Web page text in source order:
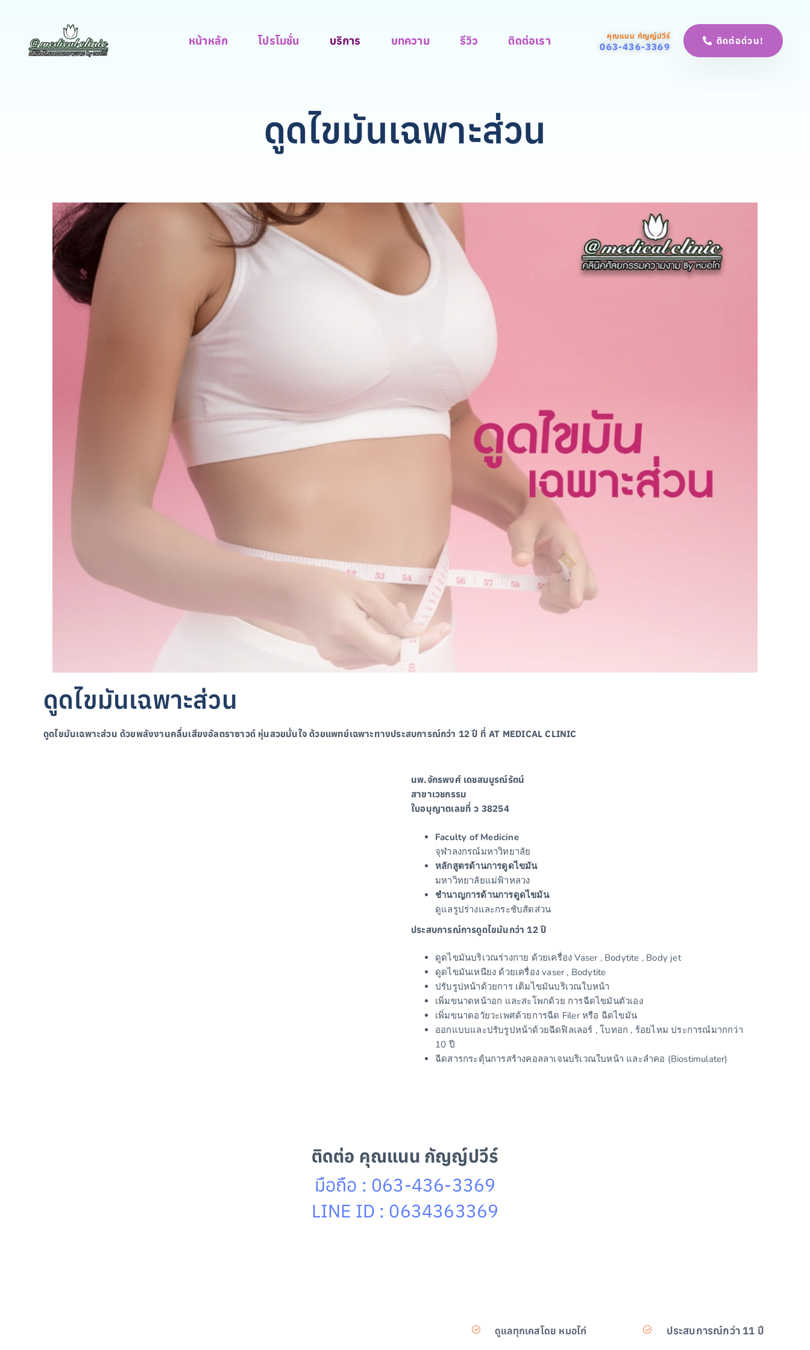
หน้าหลัก โปรโมชั่น บริการ บทความ รีวิว ติดต่อเรา คุณแนน กัญญ์ปวีร์
063-436-3369
ติดต่อด่วน!
ดูดไขมันเฉพาะส่วน
ดูดไขมันเฉพาะส่วน
ดูดไขมันเฉพาะส่วน ด้วยพลังงานคลื่นเสียงอัลตราซาวด์ หุ่นสวยมั่นใจ ด้วยแพทย์เฉพาะทางประสบการณ์กว่า 12 ปี ที่ AT MEDICAL CLINIC
นพ.จักรพงศ์ เดชสมบูรณ์รัตน์
สาขาเวชกรรม
ใบอนุญาตเลขที่ ว 38254
Faculty of Medicine
จุฬาลงกรณ์มหาวิทยาลัย
หลักสูตรด้านการดูดไขมัน
มหาวิทยาลัยแม่ฟ้าหลวง
ชำนาญการด้านการดูดไขมัน
ดูแลรูปร่างและกระชับสัดส่วน
ประสบการณ์การดูดไขมันกว่า 12 ปี
ดูดไขมันบริเวณร่างกาย ด้วยเครื่อง Vaser , Bodytite , Body jet
ดูดไขมันเหนียง ด้วยเครื่อง vaser , Bodytite
ปรับรูปหน้าด้วยการ เติมไขมันบริเวณใบหน้า
เพิ่มขนาดหน้าอก และสะโพกด้วย การฉีดไขมันตัวเอง
เพิ่มขนาดอวัยวะเพศด้วยการฉีด Filer หรือ ฉีดไขมัน
ออกแบบและปรับรูปหน้าด้วยฉีดฟิลเลอร์ , โบทอก , ร้อยไหม ประการณ์มากกว่า
10 ปี
ฉีดสารกระตุ้นการสร้างคอลลาเจนบริเวณใบหน้า และลำคอ (Biostimulater)
ติดต่อ คุณแนน กัญญ์ปวีร์
มือถือ : 063-436-3369
LINE ID : 0634363369
ดูแลทุกเคสโดย หมอไก่ ประสบการณ์กว่า 11 ปี